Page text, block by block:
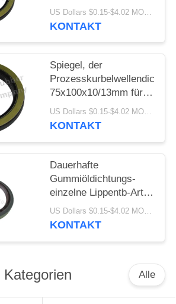
Isolierungs-Altern-
Abnutzung beständige
US Dollars $0.15-$4.02 MOQ:10PCS
KONTAKT
Spiegel, der
75x100x10/13mm für
innere Drehöldichtung
Scania-LKW-1409890
US Dollars $0.15-$4.02 MOQ:500pcs
KONTAKT
Dauerhafte
Gummiöldichtungs-
einzelne Lippentb-Art
Öldichtung hohes -
Qualitäts-Material
US Dollars $0.15-$4.02 MOQ:20pcs
KONTAKT
Kategorien Alle